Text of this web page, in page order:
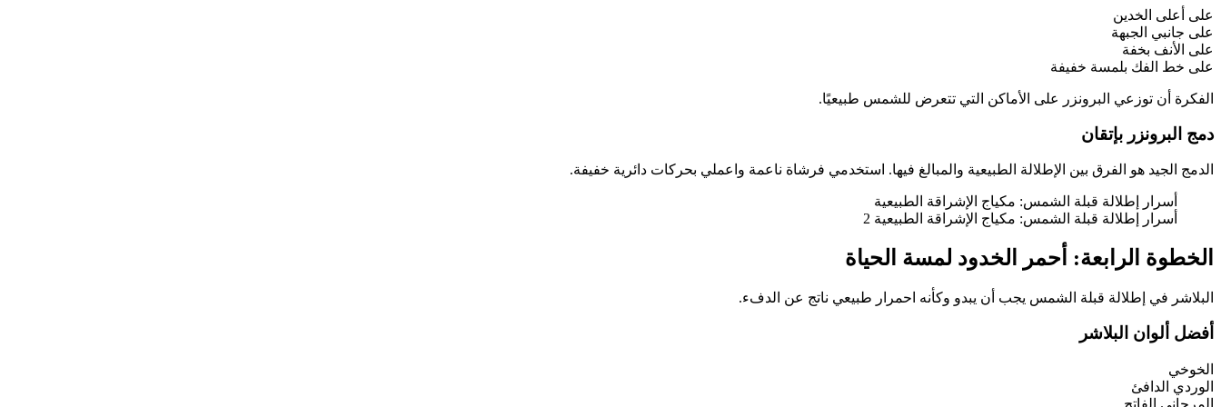
على أعلى الخدين
على جانبي الجبهة
على الأنف بخفة
على خط الفك بلمسة خفيفة
الفكرة أن توزعي البرونزر على الأماكن التي تتعرض للشمس طبيعيًا.
دمج البرونزر بإتقان
الدمج الجيد هو الفرق بين الإطلالة الطبيعية والمبالغ فيها. استخدمي فرشاة ناعمة واعملي بحركات دائرية خفيفة.
أسرار إطلالة قبلة الشمس: مكياج الإشراقة الطبيعية
أسرار إطلالة قبلة الشمس: مكياج الإشراقة الطبيعية 2
الخطوة الرابعة: أحمر الخدود لمسة الحياة
البلاشر في إطلالة قبلة الشمس يجب أن يبدو وكأنه احمرار طبيعي ناتج عن الدفء.
أفضل ألوان البلاشر
الخوخي
الوردي الدافئ
المرجاني الفاتح